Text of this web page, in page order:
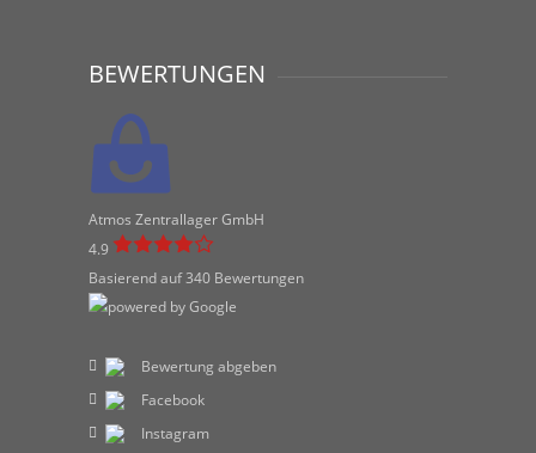
BEWERTUNGEN
Atmos Zentrallager GmbH
4.9
Basierend auf 340 Bewertungen
Bewertung abgeben
Facebook
Instagram